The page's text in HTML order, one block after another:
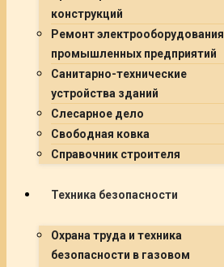
конструкций
Ремонт электрооборудования
промышленных предприятий
Санитарно-технические
устройства зданий
Слесарное дело
Свободная ковка
Справочник строителя
Техника безопасности
Охрана труда и техника
безопасности в газовом